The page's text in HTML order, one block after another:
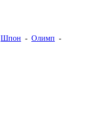
Шпон - Олимп -